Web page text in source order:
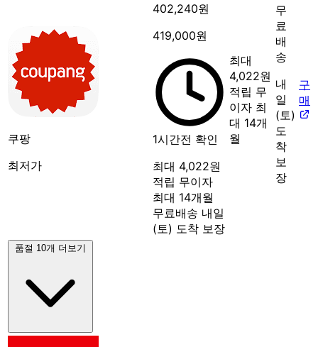
쿠팡
최저가
402,240원
419,000원
1시간전 확인
최대 4,022원
적립 무이자
최대 14개월
무료배송 내일
(토) 도착 보장
최대
4,022원
적립 무
이자 최
대 14개
월
무
료
배
송
내
일
(토)
도
착
보
장
구
매
품절 10개 더보기